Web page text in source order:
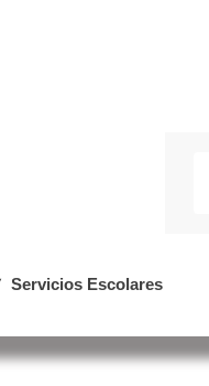
Servicios Escolares